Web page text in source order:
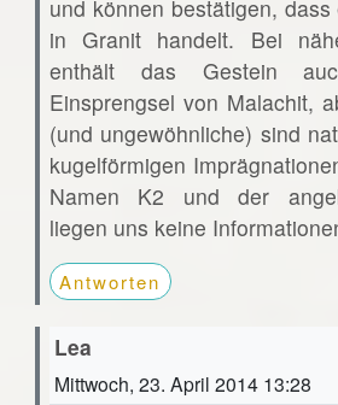
und können bestätigen,
in Granit handelt. Bei
enthält das Gestein
Einsprengsel von Malachit,
(und ungewöhnliche) sind
kugelförmigen
Namen K2 und der
liegen uns keine
Antworten
Lea
Mittwoch, 23. April 2014 13:28